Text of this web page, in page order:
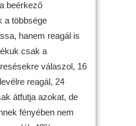
beérkező
a többsége
hanem reagál is
csak a
válaszol, 16
reagál, 24
átfutja azokat, de
fényében nem